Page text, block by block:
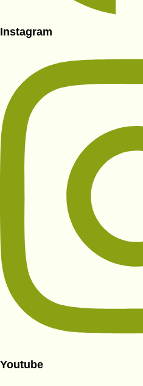
Instagram
Youtube